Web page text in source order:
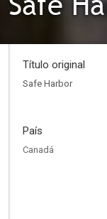
Título original
Safe Harbor
País
Canadá